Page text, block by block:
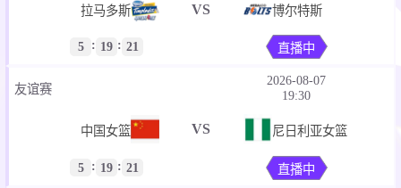
拉马多斯 VS 博尔特斯
5 : 19 : 21 直播中
友谊赛
2026-08-07
19:30
中国女篮 VS 尼日利亚女篮
5 : 19 : 21 直播中